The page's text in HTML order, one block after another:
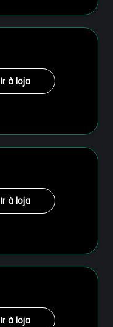
Ir à loja
Ir à loja
Ir à loja